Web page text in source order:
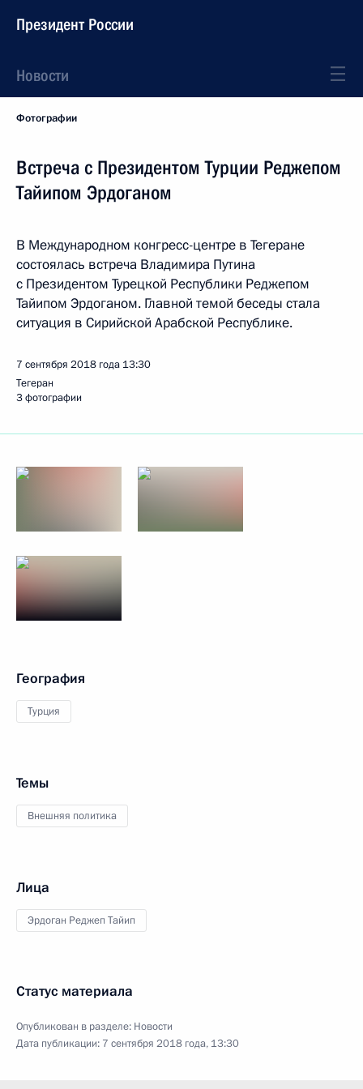
Президент России
Новости
Фотографии
Встреча с Президентом Турции Реджепом
Тайипом Эрдоганом
В Международном конгресс-центре в Тегеране
состоялась встреча Владимира Путина
с Президентом Турецкой Республики Реджепом
Тайипом Эрдоганом. Главной темой беседы стала
ситуация в Сирийской Арабской Республике.
7 сентября 2018 года 13:30
Тегеран
3 фотографии
География
Турция
Темы
Внешняя политика
Лица
Эрдоган Реджеп Тайип
Статус материала
Опубликован в разделе: Новости
Дата публикации: 7 сентября 2018 года, 13:30